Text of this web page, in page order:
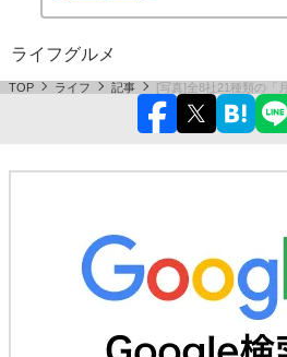
ライフグルメ
TOP ライフ 記事 [写真]全8社21種類の「